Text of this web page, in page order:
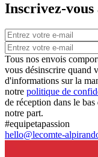
Inscrivez-
Tous nos envois
vous désinscrire quand
d'informations sur la
notre politique de
de réception dans le
notre part.
#equipetapassion
hello@lecomte-